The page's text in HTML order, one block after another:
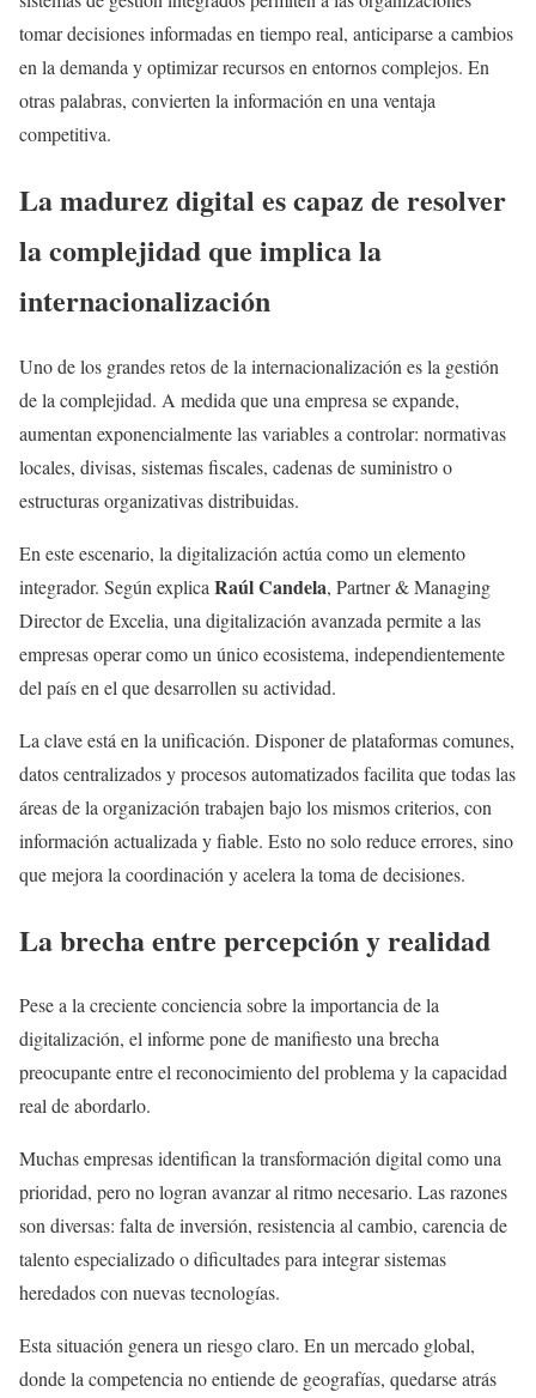
tomar decisiones informadas en tiempo real, anticiparse a cambios
en la demanda y optimizar recursos en entornos complejos. En
otras palabras, convierten la información en una ventaja
competitiva.
La madurez digital es capaz de resolver
la complejidad que implica la
internacionalización
Uno de los grandes retos de la internacionalización es la gestión
de la complejidad. A medida que una empresa se expande,
aumentan exponencialmente las variables a controlar: normativas
locales, divisas, sistemas fiscales, cadenas de suministro o
estructuras organizativas distribuidas.
En este escenario, la digitalización actúa como un elemento
integrador. Según explica Raúl Candela, Partner & Managing
Director de Excelia, una digitalización avanzada permite a las
empresas operar como un único ecosistema, independientemente
del país en el que desarrollen su actividad.
La clave está en la unificación. Disponer de plataformas comunes,
datos centralizados y procesos automatizados facilita que todas las
áreas de la organización trabajen bajo los mismos criterios, con
información actualizada y fiable. Esto no solo reduce errores, sino
que mejora la coordinación y acelera la toma de decisiones.
La brecha entre percepción y realidad
Pese a la creciente conciencia sobre la importancia de la
digitalización, el informe pone de manifiesto una brecha
preocupante entre el reconocimiento del problema y la capacidad
real de abordarlo.
Muchas empresas identifican la transformación digital como una
prioridad, pero no logran avanzar al ritmo necesario. Las razones
son diversas: falta de inversión, resistencia al cambio, carencia de
talento especializado o dificultades para integrar sistemas
heredados con nuevas tecnologías.
Esta situación genera un riesgo claro. En un mercado global,
donde la competencia no entiende de geografías, quedarse atrás